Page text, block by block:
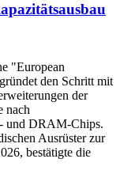
"European
den Schritt mit
der
nach
und DRAM-Chips.
Ausrüster zur
bestätigte die